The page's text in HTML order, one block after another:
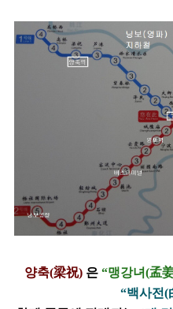
양축(梁祝) 은 “맹강녀(孟
“백사전(